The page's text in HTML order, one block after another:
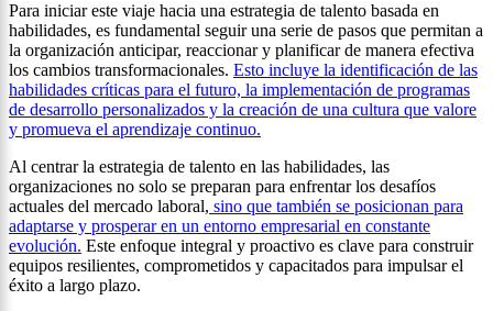
Para iniciar este viaje hacia una estrategia de talento basada en
habilidades, es fundamental seguir una serie de pasos que permitan a
la organización anticipar, reaccionar y planificar de manera efectiva
los cambios transformacionales. Esto incluye la identificación de las
habilidades críticas para el futuro, la implementación de programas
de desarrollo personalizados y la creación de una cultura que valore
y promueva el aprendizaje continuo.
Al centrar la estrategia de talento en las habilidades, las
organizaciones no solo se preparan para enfrentar los desafíos
actuales del mercado laboral, sino que también se posicionan para
adaptarse y prosperar en un entorno empresarial en constante
evolución. Este enfoque integral y proactivo es clave para construir
equipos resilientes, comprometidos y capacitados para impulsar el
éxito a largo plazo.